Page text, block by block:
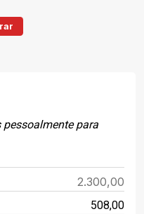
para
2.300,00
508,00